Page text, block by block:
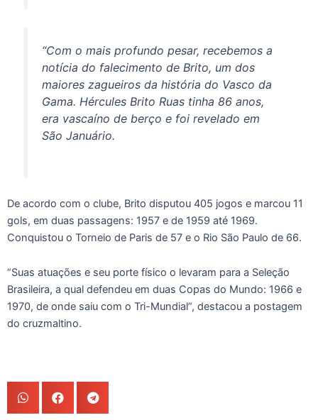
“Com o mais profundo pesar, recebemos a
notícia do falecimento de Brito, um dos
maiores zagueiros da história do Vasco da
Gama. Hércules Brito Ruas tinha 86 anos,
era vascaíno de berço e foi revelado em
São Januário.
De acordo com o clube, Brito disputou 405 jogos e marcou 11
gols, em duas passagens: 1957 e de 1959 até 1969.
Conquistou o Torneio de Paris de 57 e o Rio São Paulo de 66.
“Suas atuações e seu porte físico o levaram para a Seleção
Brasileira, a qual defendeu em duas Copas do Mundo: 1966 e
1970, de onde saiu com o Tri-Mundial”, destacou a postagem
do cruzmaltino.